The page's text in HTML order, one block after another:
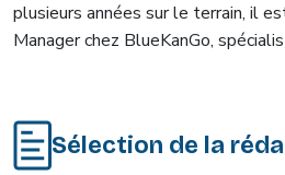
plusieurs années sur le terrain, il
Manager chez BlueKanGo,
Sélection de la